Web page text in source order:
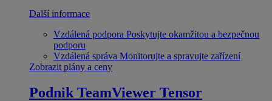
Další informace
Vzdálená podpora Poskytujte okamžitou a bezpečnou
podporu
Vzdálená správa Monitorujte a spravujte zařízení
Zobrazit plány a ceny
Podnik TeamViewer Tensor